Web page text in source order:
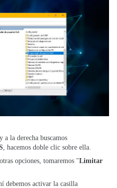
a la derecha buscamos
, hacemos doble clic sobre ella.
opciones, tomaremos "Limitar
debemos activar la casilla